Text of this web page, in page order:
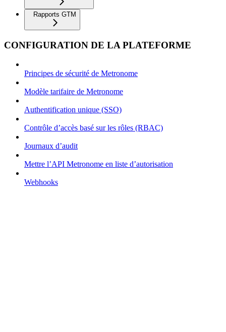
Rapports GTM
CONFIGURATION DE LA PLATEFORME
Principes de sécurité de Metronome
Modèle tarifaire de Metronome
Authentification unique (SSO)
Contrôle d’accès basé sur les rôles (RBAC)
Journaux d’audit
Mettre l’API Metronome en liste d’autorisation
Webhooks